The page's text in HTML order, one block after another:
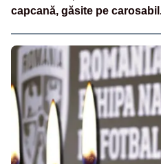
capcană, găsite pe